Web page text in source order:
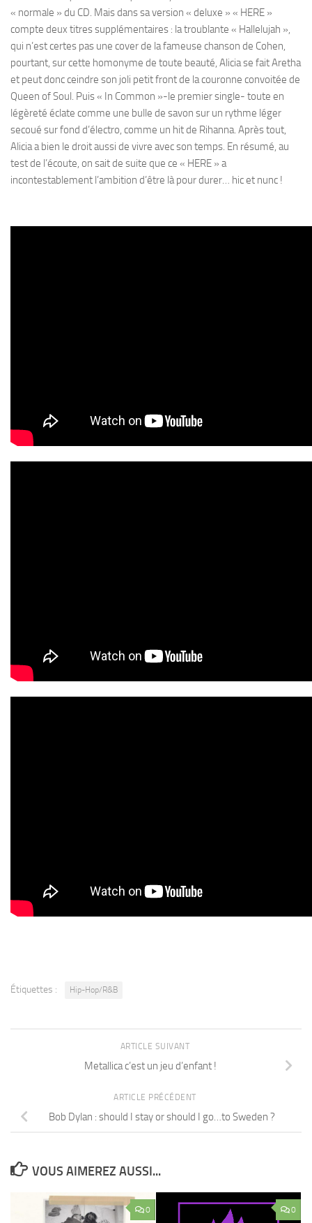
« normale » du CD. Mais dans sa version « deluxe » « HERE »
compte deux titres supplémentaires : la troublante « Hallelujah »,
qui n’est certes pas une cover de la fameuse chanson de Cohen,
pourtant, sur cette homonyme de toute beauté, Alicia se fait Aretha
et peut donc ceindre son joli petit front de la couronne convoitée de
Queen of Soul. Puis « In Common »-le premier single- toute en
légèreté éclate comme une bulle de savon sur un rythme léger
secoué sur fond d’électro, comme un hit de Rihanna. Après tout,
Alicia a bien le droit aussi de vivre avec son temps. En résumé, au
test de l’écoute, on sait de suite que ce « HERE » a
incontestablement l’ambition d’être là pour durer… hic et nunc !
Étiquettes : Hip-Hop/R&B
ARTICLE SUIVANT
Metallica c’est un jeu d’enfant !
ARTICLE PRÉCÉDENT
Bob Dylan : should I stay or should I go…to Sweden ?
VOUS AIMEREZ AUSSI...
0 0